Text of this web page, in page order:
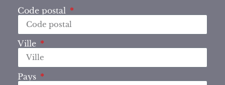
Code postal
Ville
Pays